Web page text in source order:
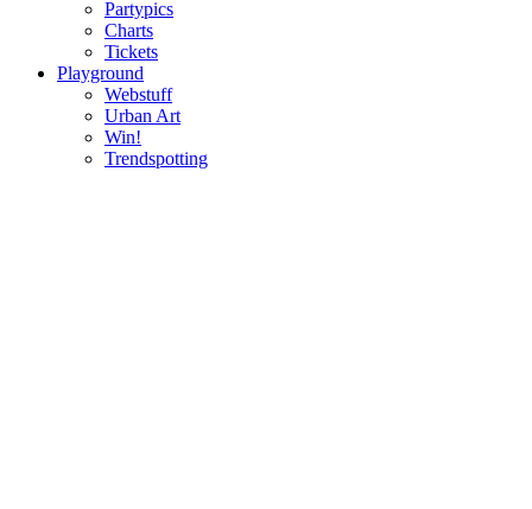
Partypics
Charts
Tickets
Playground
Webstuff
Urban Art
Win!
Trendspotting